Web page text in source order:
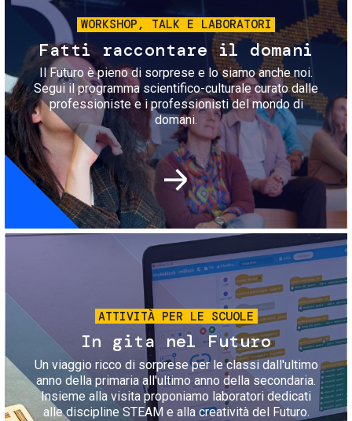
WORKSHOP, TALK E LABORATORI
Fatti raccontare il domani
Il Futuro è pieno di sorprese e lo siamo anche noi.
Segui il programma scientifico-culturale curato dalle
professioniste e i professionisti del mondo di
domani.
Immagine
ATTIVITÀ PER LE SCUOLE
In gita nel Futuro
Un viaggio ricco di sorprese per le classi dall'ultimo
anno della primaria all'ultimo anno della secondaria.
Insieme alla visita proponiamo laboratori dedicati
alle discipline STEAM e alla creatività del Futuro.